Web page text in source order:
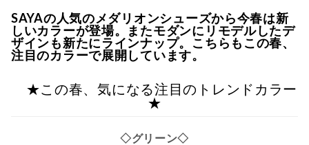
SAYAの人気のメダリオンシューズから今春は新
しいカラーが登場。またモダンにリモデルしたデ
ザインも新たにラインナップ。こちらもこの春、
注目のカラーで展開しています。
★この春、気になる注目のトレンドカラー
★
◇グリーン◇